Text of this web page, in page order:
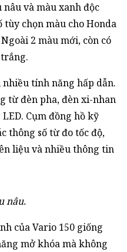
và màu xanh độc
tùy chọn màu cho Honda
2 màu mới, còn có
nhiều tính năng hấp dẫn.
từ đèn pha, đèn xi-nhan
Cụm đồng hồ kỹ
thông số từ đo tốc độ,
liệu và nhiều thông tin
nâu.
của Vario 150 giống
mở khóa mà không